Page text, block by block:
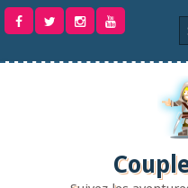
Aller